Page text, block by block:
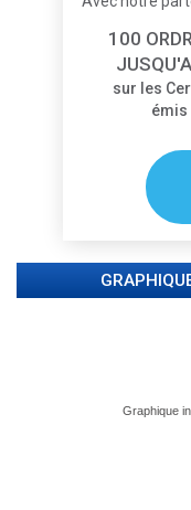
100
sur les
émis